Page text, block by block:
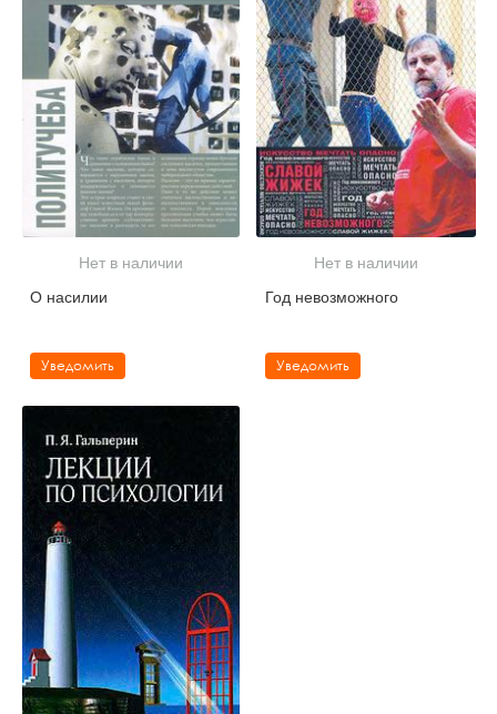
Нет в наличии
О насилии
Уведомить
Нет в наличии
Год невозможного
Уведомить